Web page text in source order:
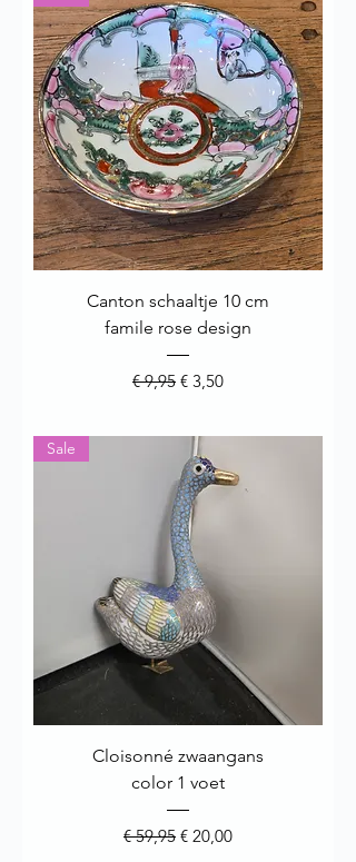
Canton schaaltje 10 cm
famile rose design
Normale prijs
€ 9,95 Verkoopprijs
€ 3,50
Sale
Cloisonné zwaangans
color 1 voet
Normale prijs
€ 59,95 Verkoopprijs
€ 20,00